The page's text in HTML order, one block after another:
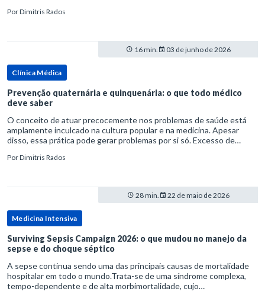
PorDimitris Rados
16 min. 03 de junho de 2026
Clínica Médica
Prevenção quaternária e quinquenária: o que todo médico
deve saber
O conceito de atuar precocemente nos problemas de saúde está
amplamente inculcado na cultura popular e na medicina. Apesar
disso, essa prática pode gerar problemas por si só. Excesso de
PorDimitris Rados
28 min. 22 de maio de 2026
Medicina Intensiva
Surviving Sepsis Campaign 2026: o que mudou no manejo da
sepse e do choque séptico
A sepse continua sendo uma das principais causas de mortalidade
hospitalar em todo o mundo.Trata-se de uma síndrome complexa,
tempo-dependente e de alta morbimortalidade, cujo